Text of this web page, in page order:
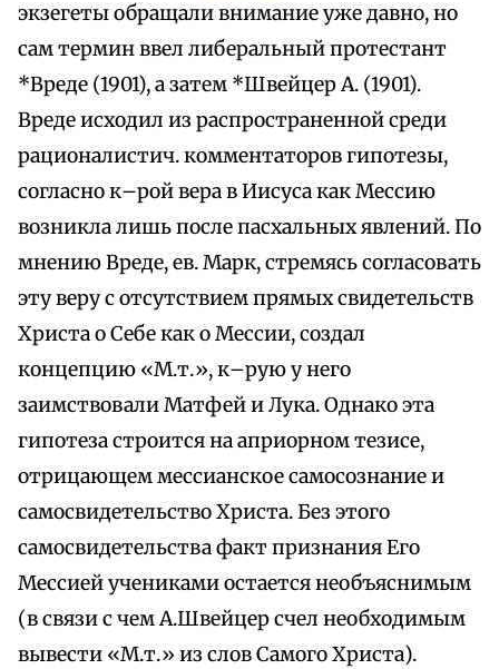
экзегеты обращали внимание уже давно, но
сам термин ввел либеральный протестант
*Вреде (1901), а затем *Швейцер А. (1901).
Вреде исходил из распространенной среди
рационалистич. комментаторов гипотезы,
согласно к–рой вера в Иисуса как Мессию
возникла лишь после пасхальных явлений. По
мнению Вреде, ев. Марк, стремясь согласовать
эту веру с отсутствием прямых свидетельств
Христа о Себе как о Мессии, создал
концепцию «М.т.», к–рую у него
заимствовали Матфей и Лука. Однако эта
гипотеза строится на априорном тезисе,
отрицающем мессианское самосознание и
самосвидетельство Христа. Без этого
самосвидетельства факт признания Его
Мессией учениками остается необъяснимым
(в связи с чем А.Швейцер счел необходимым
вывести «М.т.» из слов Самого Христа).